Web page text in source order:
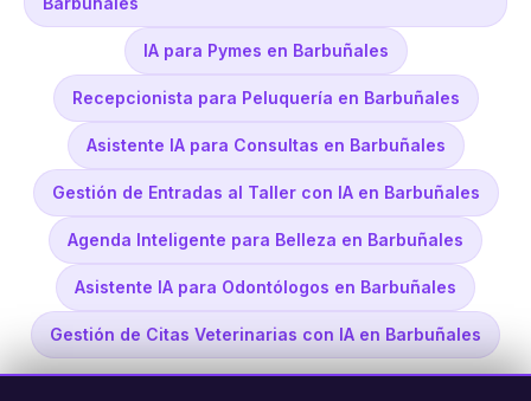
IA para Pymes en Barbuñales
Recepcionista para Peluquería en Barbuñales
Asistente IA para Consultas en Barbuñales
Gestión de Entradas al Taller con IA en Barbuñales
Agenda Inteligente para Belleza en Barbuñales
Asistente IA para Odontólogos en Barbuñales
Gestión de Citas Veterinarias con IA en Barbuñales